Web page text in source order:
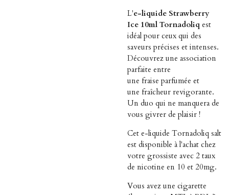
L'e-liquide Strawberry
Ice 10ml Tornadoliq est
idéal pour ceux qui des
saveurs précises et intenses.
Découvrez une association
parfaite entre
une fraise parfumée et
une fraîcheur revigorante.
Un duo qui ne manquera de
vous givrer de plaisir !
Cet e-liquide Tornadoliq salt
est disponible à l'achat chez
votre grossiste avec 2 taux
de nicotine en 10 et 20mg.
Vous avez une cigarette